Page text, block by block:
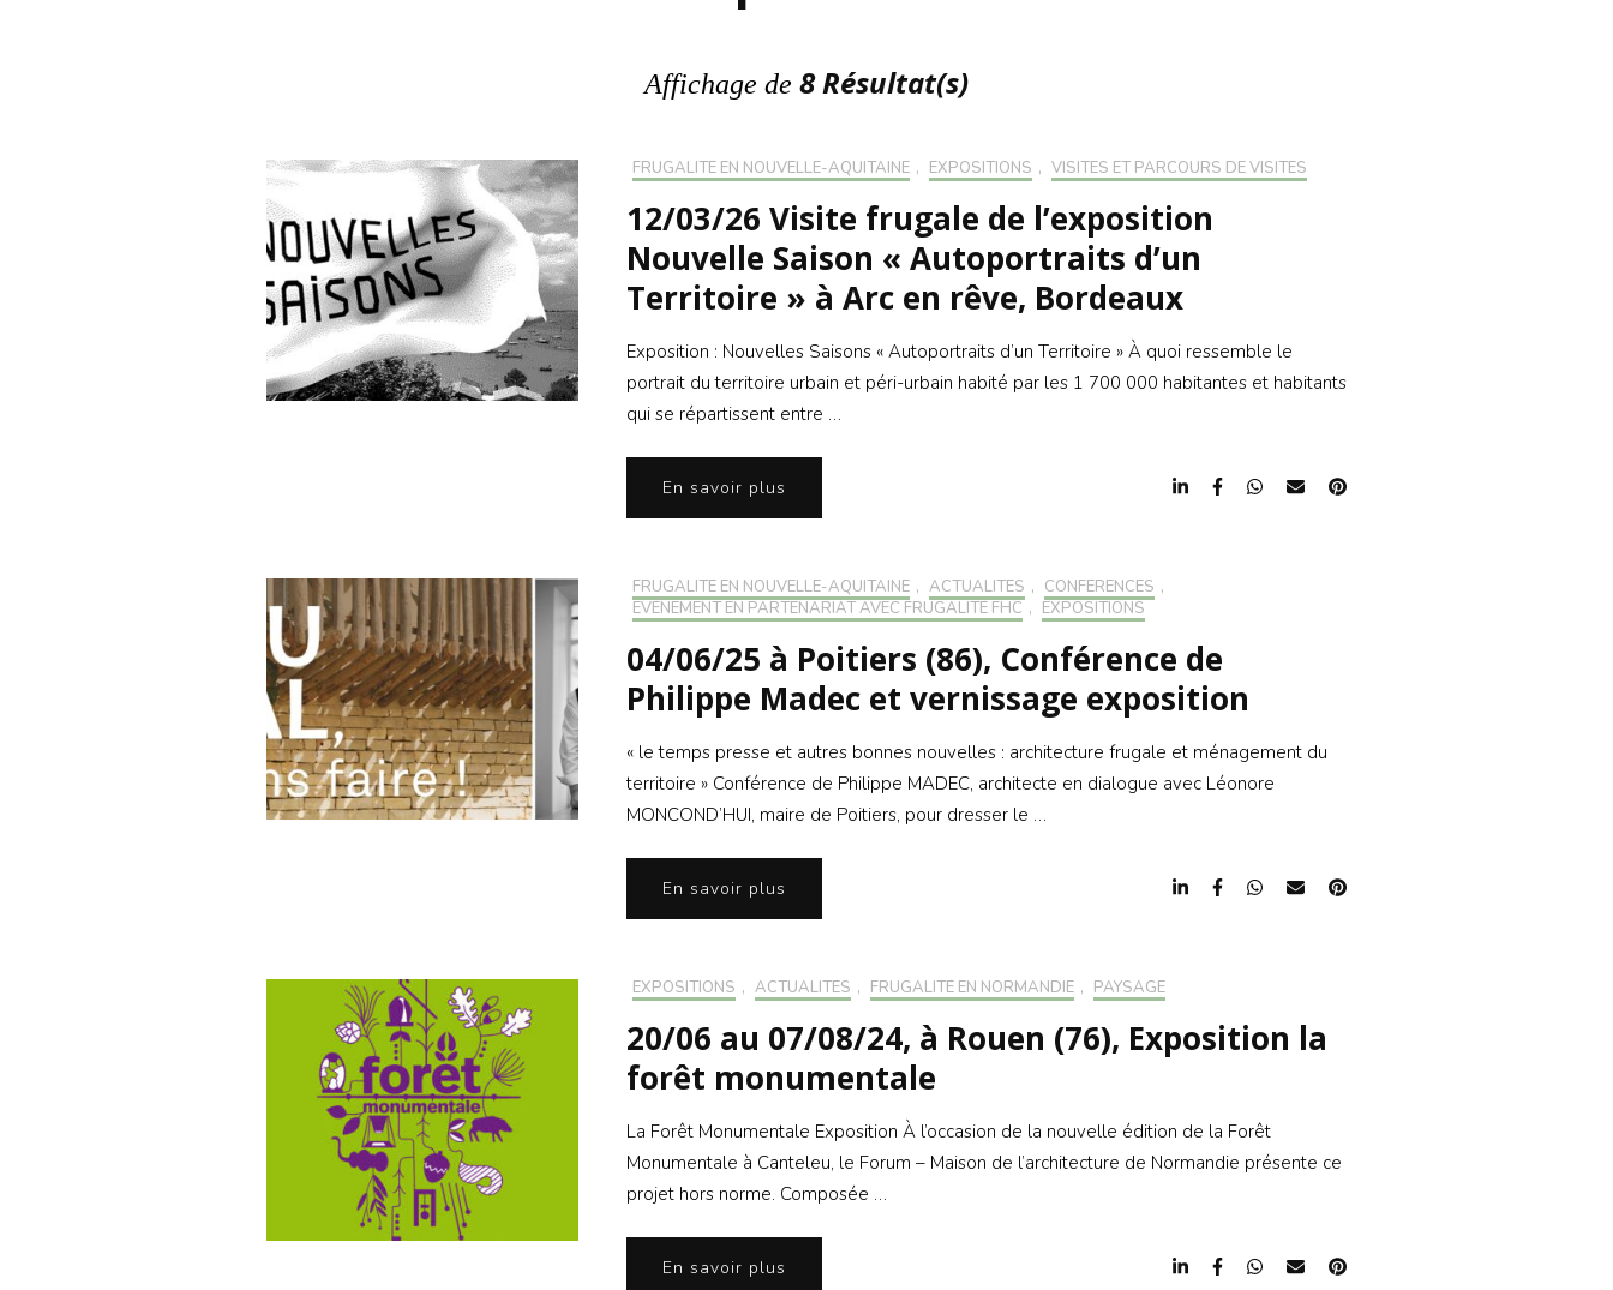
Affichage de 8 Résultat(s)
FRUGALITÉ EN NOUVELLE-AQUITAINE , EXPOSITIONS , VISITES ET PARCOURS DE VISITES
12/03/26 Visite frugale de l’exposition
Nouvelle Saison « Autoportraits d’un
Territoire » à Arc en rêve, Bordeaux
Exposition : Nouvelles Saisons « Autoportraits d’un Territoire » À quoi ressemble le
portrait du territoire urbain et péri-urbain habité par les 1 700 000 habitantes et habitants
qui se répartissent entre …
En savoir plus
FRUGALITÉ EN NOUVELLE-AQUITAINE , ACTUALITÉS , CONFÉRENCES ,
EVÉNEMENT EN PARTENARIAT AVEC FRUGALITÉ FHC , EXPOSITIONS
04/06/25 à Poitiers (86), Conférence de
Philippe Madec et vernissage exposition
« le temps presse et autres bonnes nouvelles : architecture frugale et ménagement du
territoire » Conférence de Philippe MADEC, architecte en dialogue avec Léonore
MONCOND’HUI, maire de Poitiers, pour dresser le …
En savoir plus
EXPOSITIONS , ACTUALITÉS , FRUGALITÉ EN NORMANDIE , PAYSAGE
20/06 au 07/08/24, à Rouen (76), Exposition la
forêt monumentale
La Forêt Monumentale Exposition À l’occasion de la nouvelle édition de la Forêt
Monumentale à Canteleu, le Forum – Maison de l’architecture de Normandie présente ce
projet hors norme. Composée …
En savoir plus